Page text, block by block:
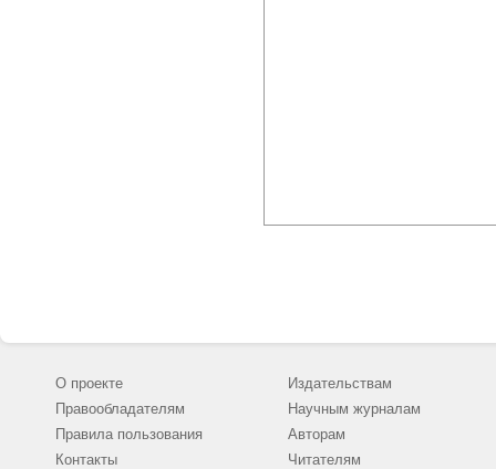
О проекте
Правообладателям
Правила пользования
Контакты
Издательствам
Научным журналам
Авторам
Читателям